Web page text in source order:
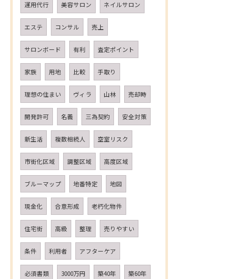
運用代行 美容サロン ネイルサロン
エステ コンサル 売上
サロンボード 有利 査定ポイント
家族 用地 比較 手取り
理想の住まい ヴィラ 山林 売却時
開発許可 名義 三為契約 安全対策
新生活 複数相続人 空室リスク
市街化区域 調整区域 高度区域
ブルーマップ 地番特定 地図
現金化 合意形成 老朽化物件
住宅街 高級 整理 売りやすい
条件 利用者 アフターケア
必須書類 3000万円 築40年 築60年